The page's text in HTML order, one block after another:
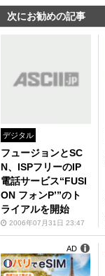
次にお勧めの記事
デジタル
フュージョンとSC
N、ISPフリーのIP
電話サービス“FUSI
ON フォンP’”のト
ライアルを開始
2006年07月31日 23:47
AD